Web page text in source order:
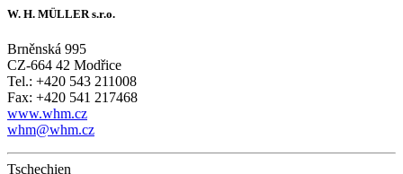
W. H. MÜLLER s.r.o.
Brněnská 995
CZ-664 42 Modřice
Tel.: +420 543 211008
Fax: +420 541 217468
www.whm.cz
whm@whm.cz
Tschechien